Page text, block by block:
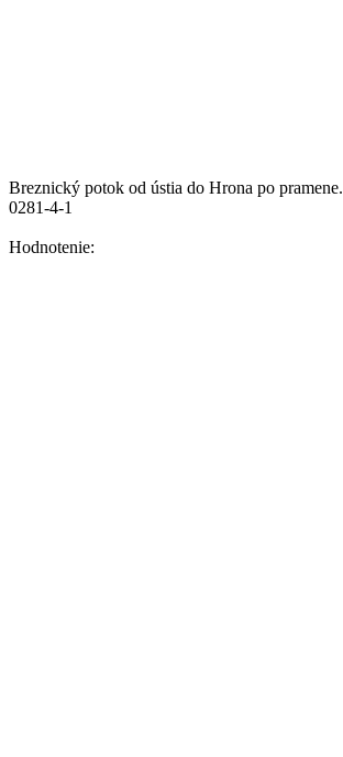
Breznický potok od ústia do Hrona po pramene.
0281-4-1
Hodnotenie: